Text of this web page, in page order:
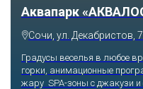
Аквапарк
Сочи, ул. Декабристов,
Градусы веселья в любое
горки, анимационные
жару SPA-зоны с джакузи